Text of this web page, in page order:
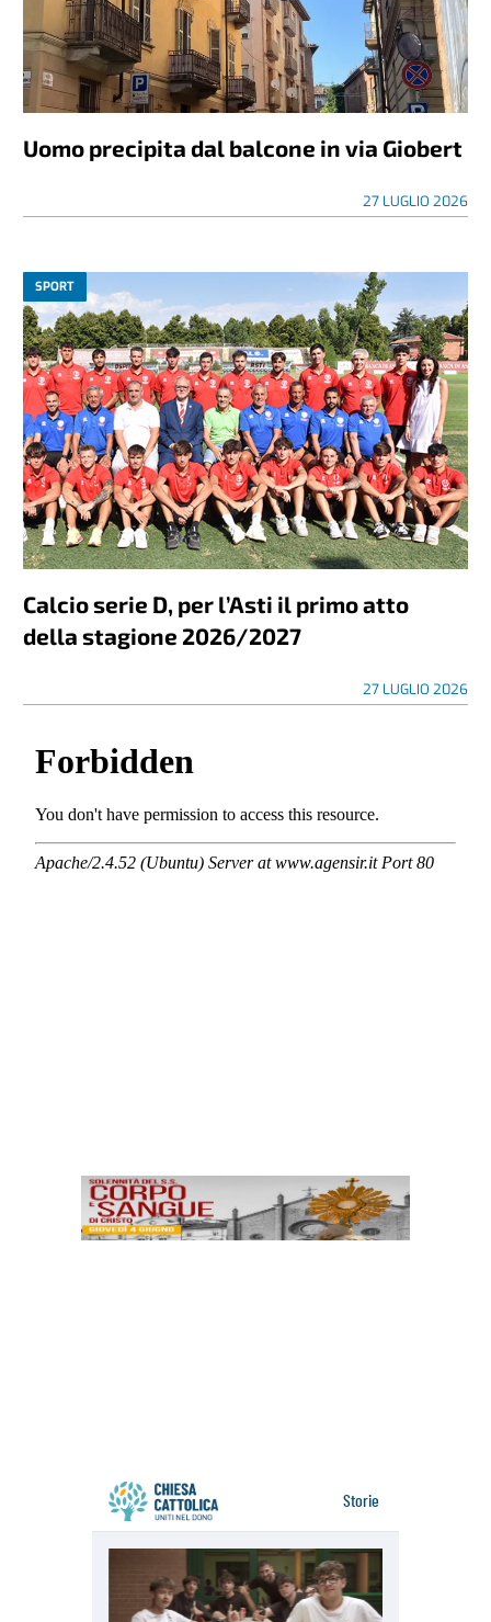
Uomo precipita dal balcone in via Giobert
27 LUGLIO 2026
SPORT
Calcio serie D, per l’Asti il primo atto
della stagione 2026/2027
27 LUGLIO 2026